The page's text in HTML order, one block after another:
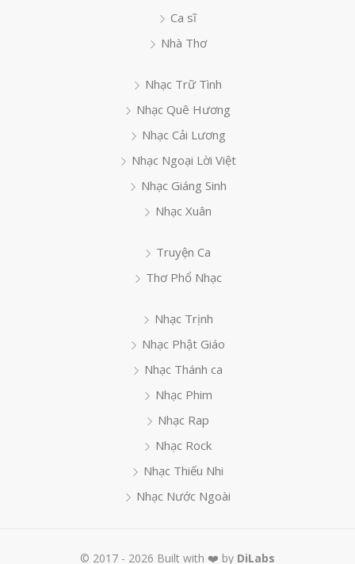
Ca sĩ
Nhà Thơ
Nhạc Trữ Tình
Nhạc Quê Hương
Nhạc Cải Lương
Nhạc Ngoại Lời Việt
Nhạc Giáng Sinh
Nhạc Xuân
Truyện Ca
Thơ Phổ Nhạc
Nhạc Trịnh
Nhạc Phật Giáo
Nhạc Thánh ca
Nhạc Phim
Nhạc Rap
Nhạc Rock
Nhạc Thiếu Nhi
Nhạc Nước Ngoài
© 2017 - 2026 Built with ❤️ by DiLabs